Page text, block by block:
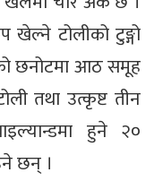
टोलीको टुङ्गो
छनोटमा आठ समूह
तथा उत्कृष्ट तीन
हुने २०
छन् ।